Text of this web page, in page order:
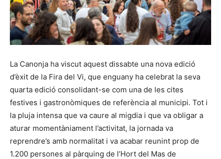
La Canonja ha viscut aquest dissabte una nova edició
d’èxit de la Fira del Vi, que enguany ha celebrat la seva
quarta edició consolidant-se com una de les cites
festives i gastronòmiques de referència al municipi. Tot i
la pluja intensa que va caure al migdia i que va obligar a
aturar momentàniament l’activitat, la jornada va
reprendre’s amb normalitat i va acabar reunint prop de
1.200 persones al pàrquing de l’Hort del Mas de